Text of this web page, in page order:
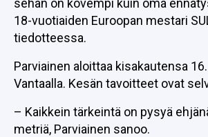
sehän on kovempi kuin oma
18-vuotiaiden Euroopan mestari
tiedotteessa.
Parviainen aloittaa kisakautensa
Vantaalla. Kesän tavoitteet ovat
– Kaikkein tärkeintä on pysyä
metriä, Parviainen sanoo.